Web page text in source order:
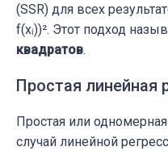
(SSR) для всех
f(xᵢ))². Этот подход
квадратов.
Простая линейная
Простая или
случай линейной